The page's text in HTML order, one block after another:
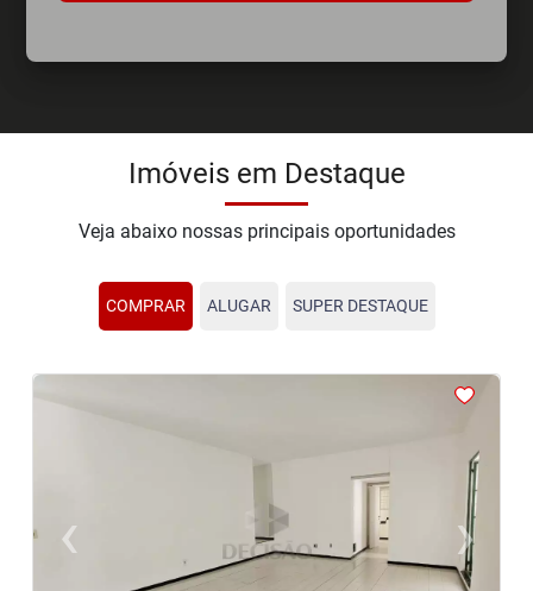
Imóveis em Destaque
Veja abaixo nossas principais oportunidades
COMPRAR ALUGAR SUPER DESTAQUE
‹Previous ›
Next